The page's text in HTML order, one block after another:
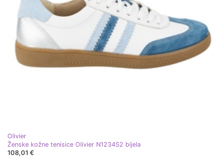
Olivier
Ženske kožne tenisice Olivier N1234S2 bijela
108,01 €